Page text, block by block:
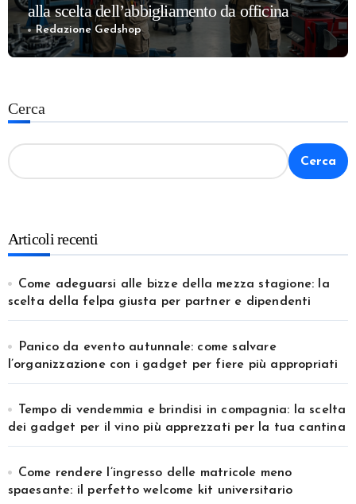
alla scelta dell’abbigliamento da officina
meccanica più confortevole e sicuro
Redazione Gedshop
Cerca
Cerca
Articoli recenti
Come adeguarsi alle bizze della mezza stagione: la
scelta della felpa giusta per partner e dipendenti
Panico da evento autunnale: come salvare
l’organizzazione con i gadget per fiere più appropriati
Tempo di vendemmia e brindisi in compagnia: la scelta
dei gadget per il vino più apprezzati per la tua cantina
Come rendere l’ingresso delle matricole meno
spaesante: il perfetto welcome kit universitario